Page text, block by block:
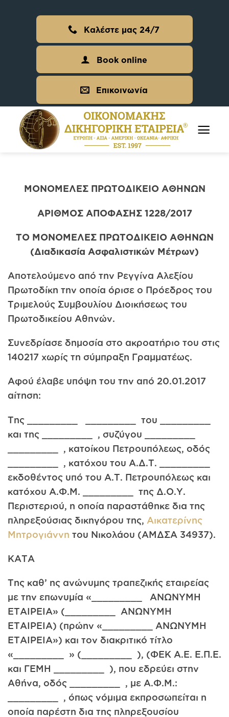
Καλέστε μας 24/7
Book online
Επικοινωνία
ΜΟΝΟΜΕΛΕΣ ΠΡΩΤΟΔΙΚΕΙΟ ΑΘΗΝΩΝ
ΑΡΙΘΜΟΣ ΑΠΟΦΑΣΗΣ 1228/2017
ΤΟ ΜΟΝΟΜΕΛΕΣ ΠΡΩΤΟΔΙΚΕΙΟ ΑΘΗΝΩΝ
(Διαδικασία Ασφαλιστικών Μέτρων)
Αποτελούμενο από την Ρεγγίνα Αλεξίου
Πρωτοδίκη την οποία όρισε ο Πρόεδρος του
Τριμελούς Συμβουλίου Διοικήσεως του
Πρωτοδικείου Αθηνών.
Συνεδρίασε δημοσία στο ακροατήριο του στις
140217 χωρίς τη σύμπραξη Γραμματέως.
Αφού έλαβε υπόψη του την από 20.01.2017
αίτηση:
Της _________ _________ του _________
και της _________ , συζύγου _________
_________ , κατοίκου Πετρουπόλεως, οδός
_________ , κατόχου του Α.Δ.Τ. _________
εκδοθέντος υπό του Α.Τ. Πετρουπόλεως και
κατόχου Α.Φ.Μ. _________ της Δ.Ο.Υ.
Περιστεριού, η οποία παραστάθηκε δια της
πληρεξούσιας δικηγόρου της, Αικατερίνης
Μητρογιάννη του Νικολάου (ΑΜΔΣΑ 34937).
ΚΑΤΑ
Της καθ’ ης ανώνυμης τραπεζικής εταιρείας
με την επωνυμία «_________ ΑΝΩΝΥΜΗ
ΕΤΑΙΡΕΙΑ» (_________ ΑΝΩΝΥΜΗ
ΕΤΑΙΡΕΙΑ) (πρώην «_________ ΑΝΩΝΥΜΗ
ΕΤΑΙΡΕΙΑ») και τον διακριτικό τίτλο
«_________ » (_________ ), (ΦΕΚ Α.Ε. Ε.Π.Ε.
και ΓΕΜΗ _________ ), που εδρεύει στην
Αθήνα, οδός _________ , με Α.Φ.Μ.:
_________ , όπως νόμιμα εκπροσωπείται η
οποία παρέστη δια της πληρεξουσίου